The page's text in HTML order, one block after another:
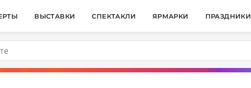
ВЫСТАВКИ СПЕКТАКЛИ ЯРМАРКИ ПРАЗДНИКИ